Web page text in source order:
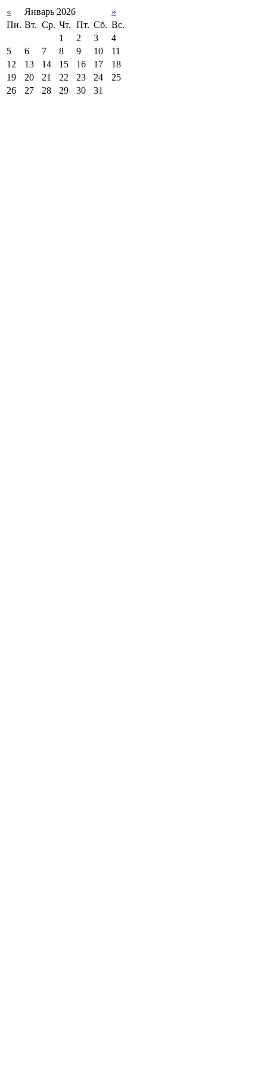
« Январь 2026
»
Пн. Вт. Ср. Чт. Пт. Сб. Вс.
1
2 3
4
5
6 7 8 9 10
11
12
13 14 15 16 17
18
19
20 21 22 23 24
25
26
27 28 29 30 31